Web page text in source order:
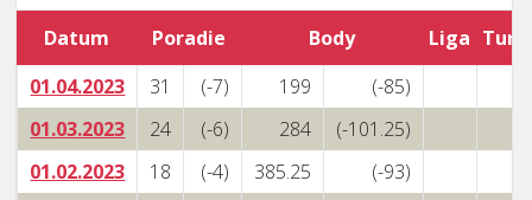
Datum Poradie Body Liga
01.04.2023
31 (-7) 199
(-85)
01.03.2023
24 (-6) 284
(-101.25)
01.02.2023
18 (-4) 385.25
(-93)